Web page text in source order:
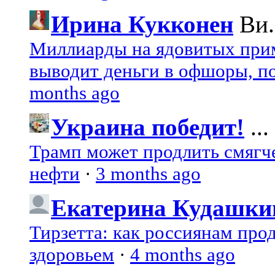
Ирина Кукконен
Миллиарды на ядовитых
выводит деньги в офшоры,
months ago
Украина победит! ...
Трамп может продлить
нефти · 3 months ago
Екатерина
Тирзетта: как россиянам
здоровьем · 4 months ago